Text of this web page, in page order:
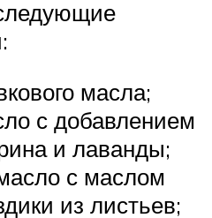
масла;
с добавлением
и лаванды;
с маслом
из листьев;